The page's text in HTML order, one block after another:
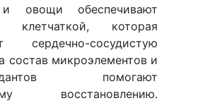
овощи обеспечивают
клетчаткой, которая
сердечно-сосудистую
состав микроэлементов и
помогают
восстановлению.